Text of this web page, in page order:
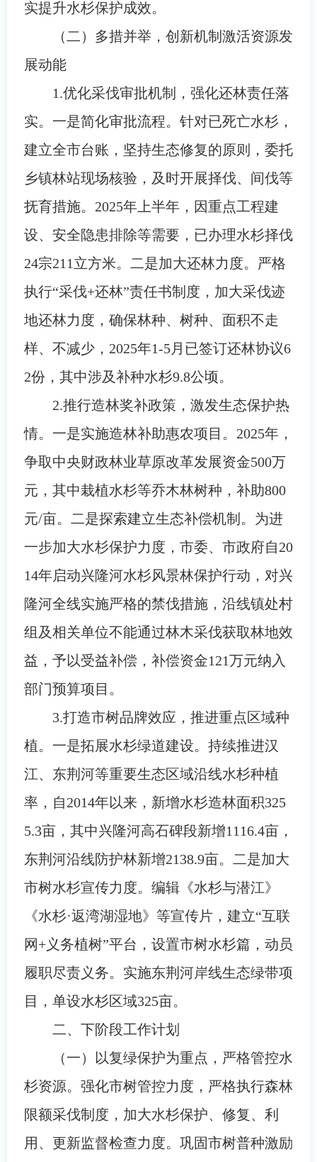
实提升水杉保护成效。
（二）多措并举，创新机制激活资源发
展动能
1.优化采伐审批机制，强化还林责任落
实。一是简化审批流程。针对已死亡水杉，
建立全市台账，坚持生态修复的原则，委托
乡镇林站现场核验，及时开展择伐、间伐等
抚育措施。2025年上半年，因重点工程建
设、安全隐患排除等需要，已办理水杉择伐
24宗211立方米。二是加大还林力度。严格
执行“采伐+还林”责任书制度，加大采伐迹
地还林力度，确保林种、树种、面积不走
样、不减少，2025年1-5月已签订还林协议6
2份，其中涉及补种水杉9.8公顷。
2.推行造林奖补政策，激发生态保护热
情。一是实施造林补助惠农项目。2025年，
争取中央财政林业草原改革发展资金500万
元，其中栽植水杉等乔木林树种，补助800
元/亩。二是探索建立生态补偿机制。为进
一步加大水杉保护力度，市委、市政府自20
14年启动兴隆河水杉风景林保护行动，对兴
隆河全线实施严格的禁伐措施，沿线镇处村
组及相关单位不能通过林木采伐获取林地效
益，予以受益补偿，补偿资金121万元纳入
部门预算项目。
3.打造市树品牌效应，推进重点区域种
植。一是拓展水杉绿道建设。持续推进汉
江、东荆河等重要生态区域沿线水杉种植
率，自2014年以来，新增水杉造林面积325
5.3亩，其中兴隆河高石碑段新增1116.4亩，
东荆河沿线防护林新增2138.9亩。二是加大
市树水杉宣传力度。编辑《水杉与潜江》
《水杉·返湾湖湿地》等宣传片，建立“互联
网+义务植树”平台，设置市树水杉篇，动员
履职尽责义务。实施东荆河岸线生态绿带项
目，单设水杉区域325亩。
二、下阶段工作计划
（一）以复绿保护为重点，严格管控水
杉资源。强化市树管控力度，严格执行森林
限额采伐制度，加大水杉保护、修复、利
用、更新监督检查力度。巩固市树普种激励